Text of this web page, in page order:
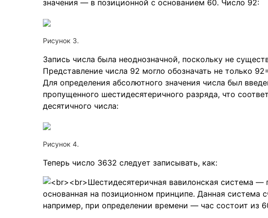
значения — в позиционной с основанием 60. Число 92:
Рисунок 3.
Запись числа была неоднозначной, поскольку не
Представление числа 92 могло обозначать не только
Для определения абсолютного значения числа был
пропущенного шестидесятеричного разряда, что
десятичного числа:
Рисунок 4.
Теперь число 3632 следует записывать, как: